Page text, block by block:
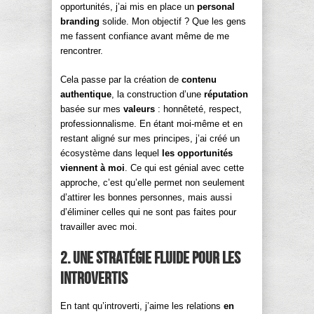
opportunités, j’ai mis en place un personal
branding solide. Mon objectif ? Que les gens
me fassent confiance avant même de me
rencontrer.
Cela passe par la création de contenu
authentique, la construction d’une réputation
basée sur mes valeurs : honnêteté, respect,
professionnalisme. En étant moi-même et en
restant aligné sur mes principes, j’ai créé un
écosystème dans lequel
les opportunités
viennent à moi. Ce qui est génial avec cette
approche, c’est qu’elle permet non seulement
d’attirer les bonnes personnes, mais aussi
d’éliminer celles qui ne sont pas faites pour
travailler avec moi.
2. Une stratégie fluide pour les
introvertis
En tant qu’introverti, j’aime les relations en